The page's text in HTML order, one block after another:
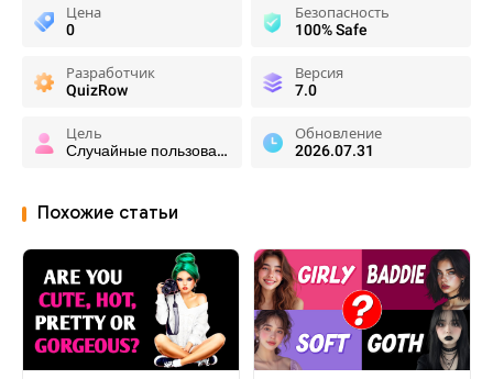
Цена
0
Безопасность
100% Safe
Разработчик
QuizRow
Версия
7.0
Цель
Случайные пользователи
Обновление
2026.07.31
Похожие статьи